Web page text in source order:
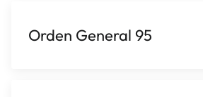
Orden General 95